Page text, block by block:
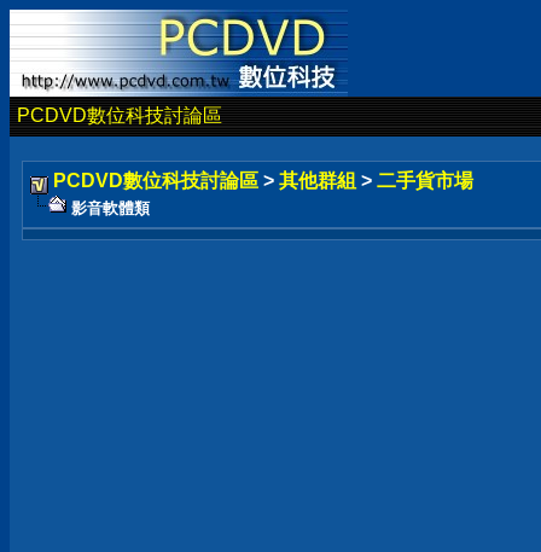
PCDVD數位科技討論區
PCDVD數位科技討論區 > 其他群組 > 二手貨市場
影音軟體類